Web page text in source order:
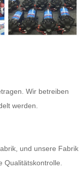
Wir betreiben
werden.
und unsere Fabrik
Qualitätskontrolle.